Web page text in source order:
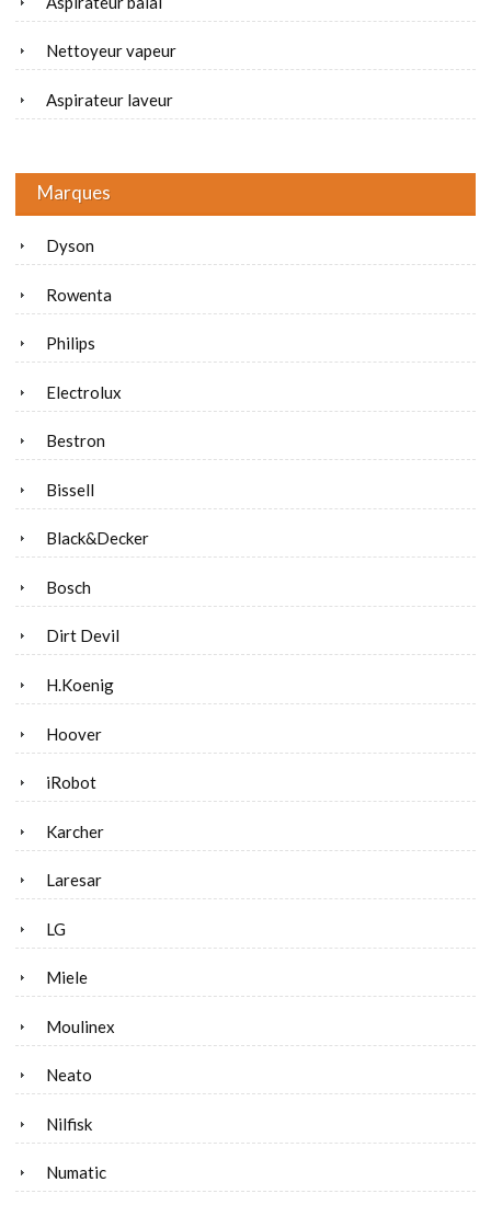
Nettoyeur vapeur
Aspirateur laveur
Marques
Dyson
Rowenta
Philips
Electrolux
Bestron
Bissell
Black&Decker
Bosch
Dirt Devil
H.Koenig
Hoover
iRobot
Karcher
Laresar
LG
Miele
Moulinex
Neato
Nilfisk
Numatic